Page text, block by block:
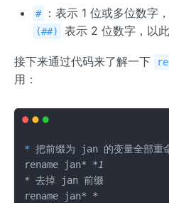
# ：表示 1 位或多位数字
(##) 表示 2 位数字，以此
接下来通过代码来了解一下
用：
* 把前缀为 jan 的变量全部
rename jan* *1
* 去掉 jan 前缀